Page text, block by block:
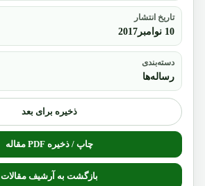
تاریخ انتشار
10 نوامبر2017
دسته‌بندی
رساله‌ها
ذخیره برای بعد
چاپ / ذخیره PDF مقاله
بازگشت به آرشیف مقالات